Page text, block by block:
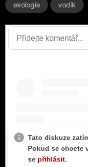
ekologie vodík